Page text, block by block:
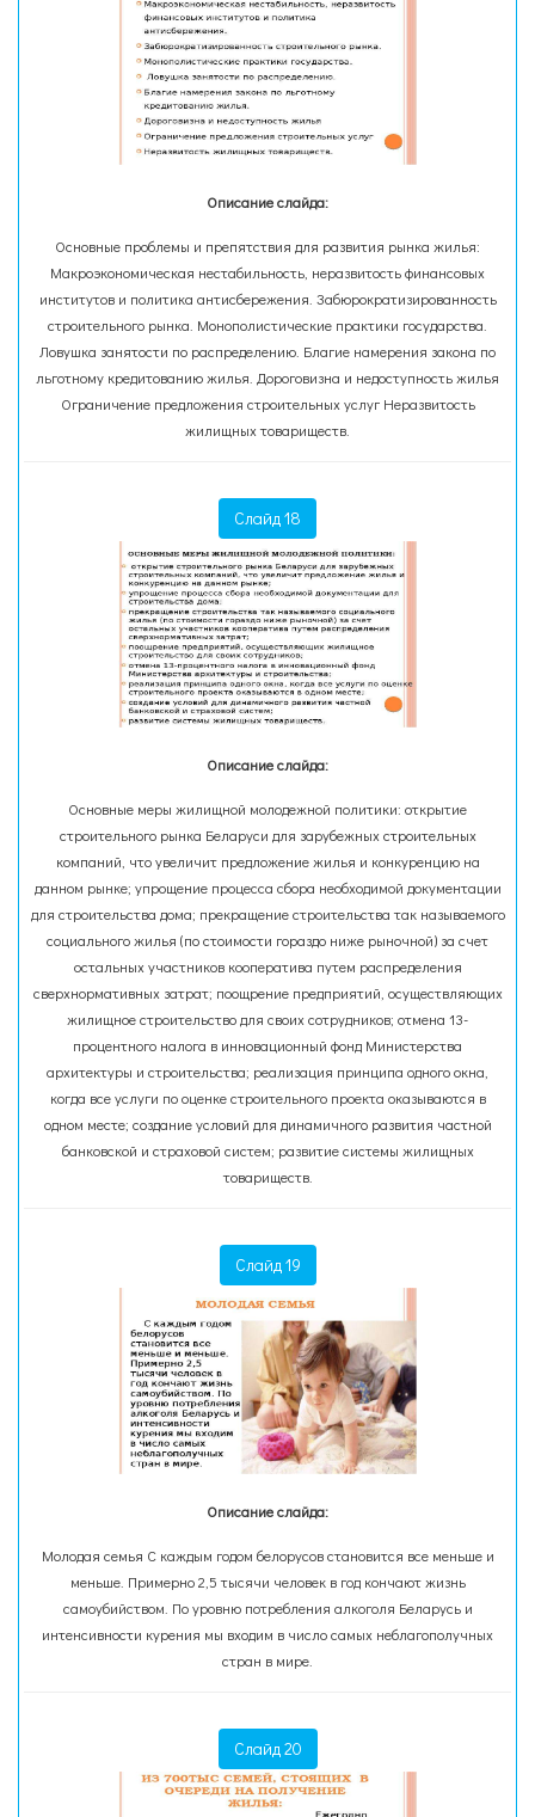
Описание слайда:
Основные проблемы и препятствия для развития рынка жилья:
Макроэкономическая нестабильность, неразвитость финансовых
институтов и политика антисбережения. Забюрократизированность
строительного рынка. Монополистические практики государства.
Ловушка занятости по распределению. Благие намерения закона по
льготному кредитованию жилья. Дороговизна и недоступность жилья
Ограничение предложения строительных услуг Неразвитость
жилищных товариществ.
Слайд 18
Описание слайда:
Основные меры жилищной молодежной политики: открытие
строительного рынка Беларуси для зарубежных строительных
компаний, что увеличит предложение жилья и конкуренцию на
данном рынке; упрощение процесса сбора необходимой документации
для строительства дома; прекращение строительства так называемого
социального жилья (по стоимости гораздо ниже рыночной) за счет
остальных участников кооператива путем распределения
сверхнормативных затрат; поощрение предприятий, осуществляющих
жилищное строительство для своих сотрудников; отмена 13-
процентного налога в инновационный фонд Министерства
архитектуры и строительства; реализация принципа одного окна,
когда все услуги по оценке строительного проекта оказываются в
одном месте; создание условий для динамичного развития частной
банковской и страховой систем; развитие системы жилищных
товариществ.
Слайд 19
Описание слайда:
Молодая семья С каждым годом белорусов становится все меньше и
меньше. Примерно 2,5 тысячи человек в год кончают жизнь
самоубийством. По уровню потребления алкоголя Беларусь и
интенсивности курения мы входим в число самых неблагополучных
стран в мире.
Слайд 20